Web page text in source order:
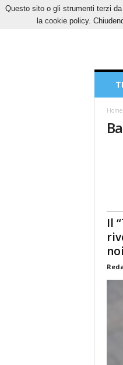
Sport
Home
Il
Questo sito o gli strumenti terzi
la cookie policy.